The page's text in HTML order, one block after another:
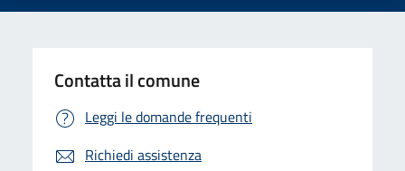
Contatta il comune
Leggi le domande frequenti
Richiedi assistenza